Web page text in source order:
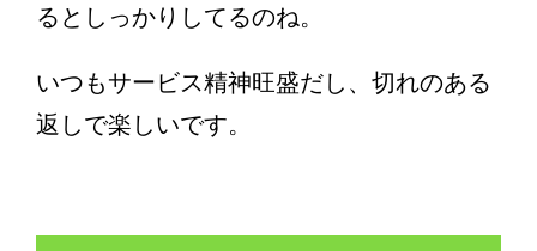
るとしっかりしてるのね。
いつもサービス精神旺盛だし、切れのある
返しで楽しいです。